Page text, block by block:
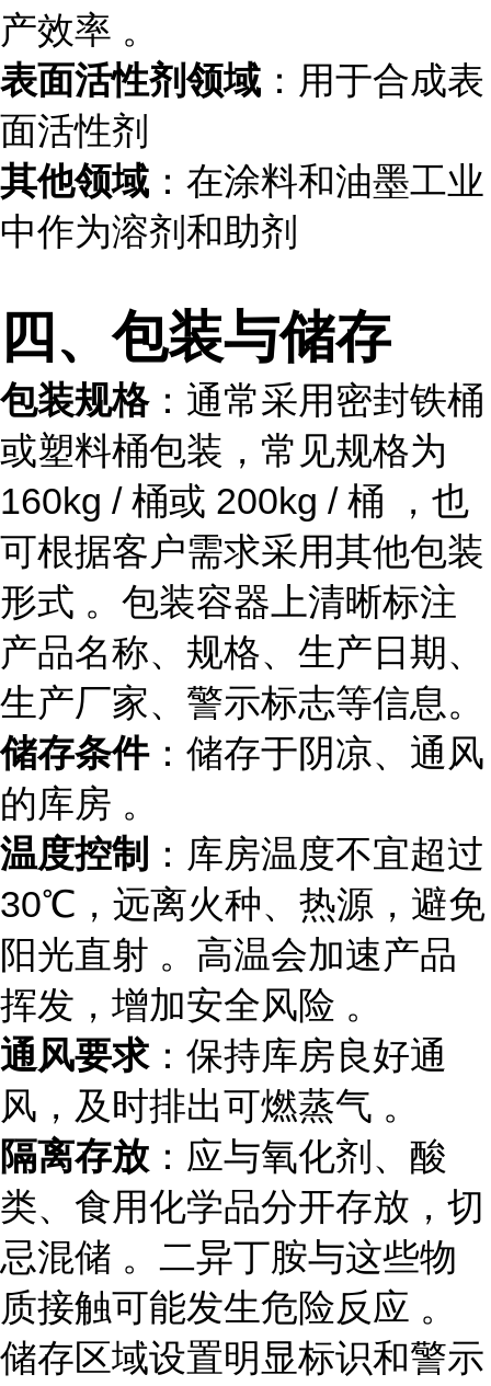
产效率 。
表面活性剂领域 ：用于合成表
面活性剂
其他领域 ：在涂料和油墨工业
中作为溶剂和助剂
四、包装与储存
包装规格：通常采用密封铁桶
或塑料桶包装，常见规格为
160kg / 桶或 200kg / 桶 ，也
可根据客户需求采用其他包装
形式 。包装容器上清晰标注
产品名称、规格、生产日期、
生产厂家、警示标志等信息。
储存条件：储存于阴凉、通风
的库房 。
温度控制 ：库房温度不宜超过
30℃，远离火种、热源，避免
阳光直射 。高温会加速产品
挥发，增加安全风险 。
通风要求：保持库房良好通
风，及时排出可燃蒸气 。
隔离存放 ：应与氧化剂、酸
类、食用化学品分开存放，切
忌混储 。二异丁胺与这些物
质接触可能发生危险反应 。
储存区域设置明显标识和警示